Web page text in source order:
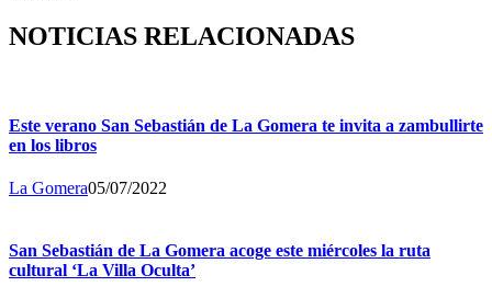
NOTICIAS RELACIONADAS
Este verano San Sebastián de La Gomera te invita a zambullirte
en los libros
La Gomera05/07/2022
San Sebastián de La Gomera acoge este miércoles la ruta
cultural ‘La Villa Oculta’